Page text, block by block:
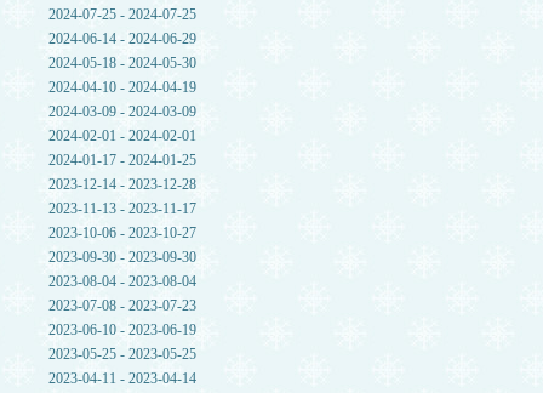
2024-07-25 - 2024-07-25
2024-06-14 - 2024-06-29
2024-05-18 - 2024-05-30
2024-04-10 - 2024-04-19
2024-03-09 - 2024-03-09
2024-02-01 - 2024-02-01
2024-01-17 - 2024-01-25
2023-12-14 - 2023-12-28
2023-11-13 - 2023-11-17
2023-10-06 - 2023-10-27
2023-09-30 - 2023-09-30
2023-08-04 - 2023-08-04
2023-07-08 - 2023-07-23
2023-06-10 - 2023-06-19
2023-05-25 - 2023-05-25
2023-04-11 - 2023-04-14